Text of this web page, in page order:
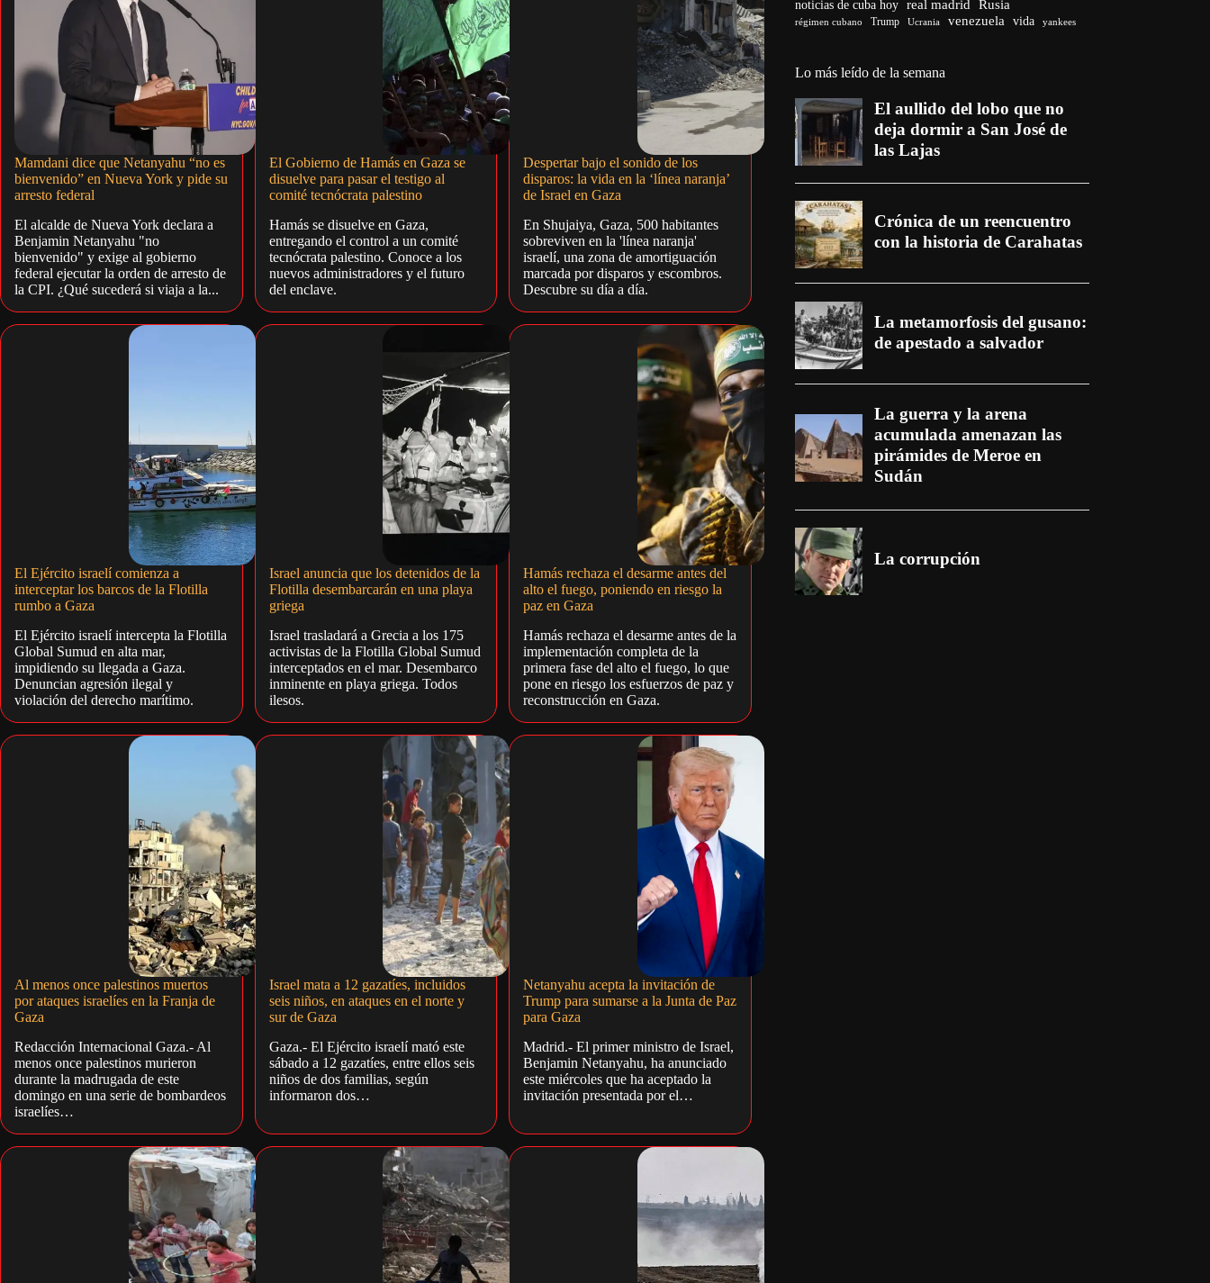
Mamdani dice que Netanyahu “no es
bienvenido” en Nueva York y pide su
arresto federal
El alcalde de Nueva York declara a
Benjamin Netanyahu "no
bienvenido" y exige al gobierno
federal ejecutar la orden de arresto de
la CPI. ¿Qué sucederá si viaja a la...
El Gobierno de Hamás en Gaza se
disuelve para pasar el testigo al
comité tecnócrata palestino
Hamás se disuelve en Gaza,
entregando el control a un comité
tecnócrata palestino. Conoce a los
nuevos administradores y el futuro
del enclave.
Despertar bajo el sonido de los
disparos: la vida en la ‘línea naranja’
de Israel en Gaza
En Shujaiya, Gaza, 500 habitantes
sobreviven en la 'línea naranja'
israelí, una zona de amortiguación
marcada por disparos y escombros.
Descubre su día a día.
El Ejército israelí comienza a
interceptar los barcos de la Flotilla
rumbo a Gaza
El Ejército israelí intercepta la Flotilla
Global Sumud en alta mar,
impidiendo su llegada a Gaza.
Denuncian agresión ilegal y
violación del derecho marítimo.
Israel anuncia que los detenidos de la
Flotilla desembarcarán en una playa
griega
Israel trasladará a Grecia a los 175
activistas de la Flotilla Global Sumud
interceptados en el mar. Desembarco
inminente en playa griega. Todos
ilesos.
Hamás rechaza el desarme antes del
alto el fuego, poniendo en riesgo la
paz en Gaza
Hamás rechaza el desarme antes de la
implementación completa de la
primera fase del alto el fuego, lo que
pone en riesgo los esfuerzos de paz y
reconstrucción en Gaza.
Al menos once palestinos muertos
por ataques israelíes en la Franja de
Gaza
Redacción Internacional Gaza.- Al
menos once palestinos murieron
durante la madrugada de este
domingo en una serie de bombardeos
israelíes…
Israel mata a 12 gazatíes, incluidos
seis niños, en ataques en el norte y
sur de Gaza
Gaza.- El Ejército israelí mató este
sábado a 12 gazatíes, entre ellos seis
niños de dos familias, según
informaron dos…
Netanyahu acepta la invitación de
Trump para sumarse a la Junta de Paz
para Gaza
Madrid.- El primer ministro de Israel,
Benjamin Netanyahu, ha anunciado
este miércoles que ha aceptado la
invitación presentada por el…
noticias de cuba hoy real madrid Rusia
régimen cubano Trump Ucrania venezuela vida yankees
Lo más leído de la semana